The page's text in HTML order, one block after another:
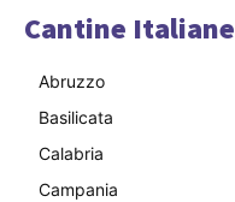
Cantine Italiane
Abruzzo
Basilicata
Calabria
Campania